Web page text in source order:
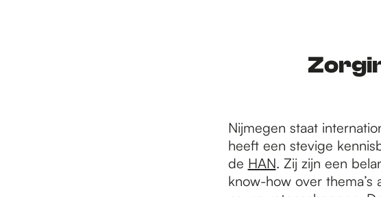
Nijmegen staat
heeft een stevige
de HAN. Zij zijn een
know-how over thema’s